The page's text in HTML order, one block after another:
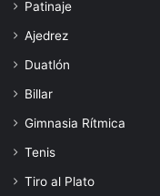
Patinaje
Ajedrez
Duatlón
Billar
Gimnasia Rítmica
Tenis
Tiro al Plato